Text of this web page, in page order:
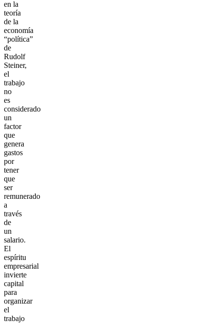
en la
teoría
de la
economía
“política”
de
Rudolf
Steiner,
el
trabajo
no
es
considerado
un
factor
que
genera
gastos
por
tener
que
ser
remunerado
a
través
de
un
salario.
El
espíritu
empresarial
invierte
capital
para
organizar
el
trabajo